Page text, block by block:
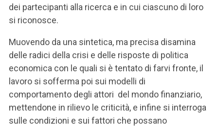
dei partecipanti alla ricerca e in cui ciascuno di loro
si riconosce.
Muovendo da una sintetica, ma precisa disamina
delle radici della crisi e delle risposte di politica
economica con le quali si è tentato di farvi fronte, il
lavoro si sofferma poi sui modelli di
comportamento degli attori del mondo finanziario,
mettendone in rilievo le criticità, e infine si interroga
sulle condizioni e sui fattori che possano